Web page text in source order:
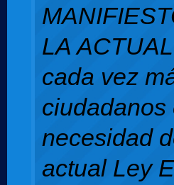
LA
cada vez
ciudadanos
necesidad
actual Ley